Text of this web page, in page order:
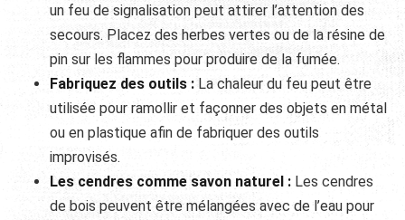
un feu de signalisation peut attirer l’attention des
secours. Placez des herbes vertes ou de la résine de
pin sur les flammes pour produire de la fumée.
Fabriquez des outils : La chaleur du feu peut être
utilisée pour ramollir et façonner des objets en métal
ou en plastique afin de fabriquer des outils
improvisés.
Les cendres comme savon naturel : Les cendres
de bois peuvent être mélangées avec de l’eau pour